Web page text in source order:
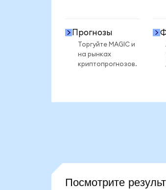
Прогнозы
Торгуйте MAGIC и
на рынках
криптопрогнозов.
Посмотрите